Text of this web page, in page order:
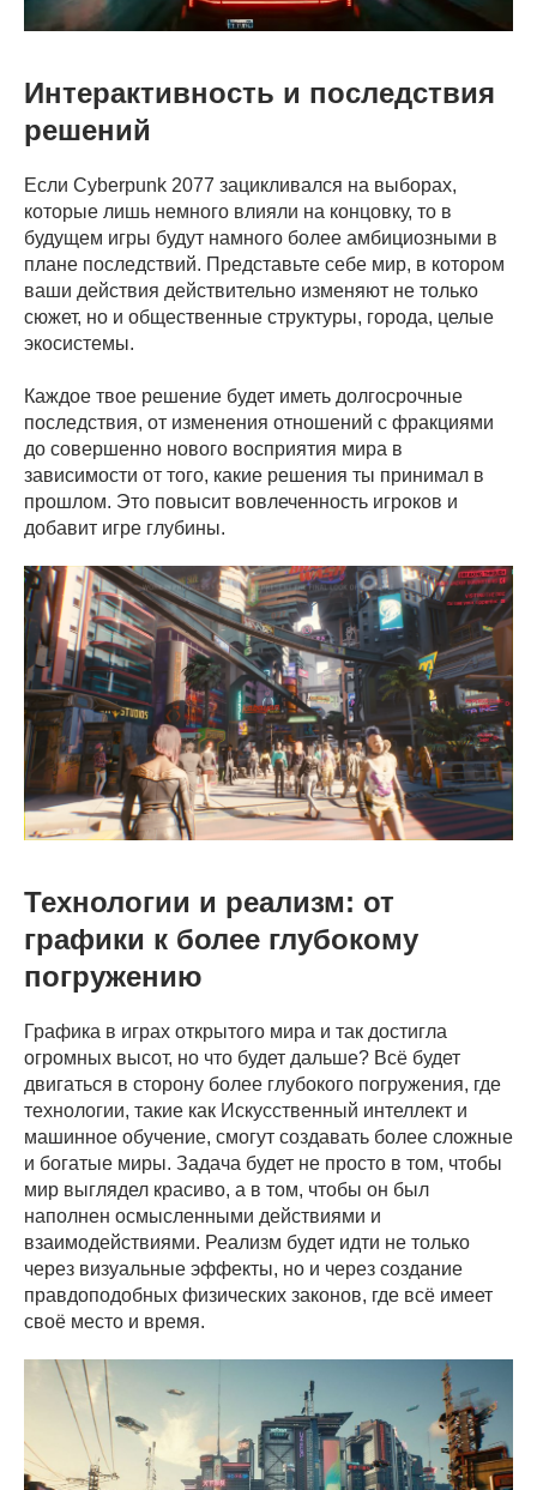
Интерактивность и последствия
решений
Если Cyberpunk 2077 зацикливался на выборах,
которые лишь немного влияли на концовку, то в
будущем игры будут намного более амбициозными в
плане последствий. Представьте себе мир, в котором
ваши действия действительно изменяют не только
сюжет, но и общественные структуры, города, целые
экосистемы.
Каждое твое решение будет иметь долгосрочные
последствия, от изменения отношений с фракциями
до совершенно нового восприятия мира в
зависимости от того, какие решения ты принимал в
прошлом. Это повысит вовлеченность игроков и
добавит игре глубины.
Технологии и реализм: от
графики к более глубокому
погружению
Графика в играх открытого мира и так достигла
огромных высот, но что будет дальше? Всё будет
двигаться в сторону более глубокого погружения, где
технологии, такие как Искусственный интеллект и
машинное обучение, смогут создавать более сложные
и богатые миры. Задача будет не просто в том, чтобы
мир выглядел красиво, а в том, чтобы он был
наполнен осмысленными действиями и
взаимодействиями. Реализм будет идти не только
через визуальные эффекты, но и через создание
правдоподобных физических законов, где всё имеет
своё место и время.